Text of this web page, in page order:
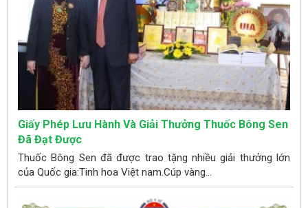
Giấy Phép Lưu Hành Và Giải Thưởng Thuốc Bông Sen
Đã Đạt Được
Thuốc Bông Sen đã được trao tặng nhiều giải thưởng lớn
của Quốc gia:Tinh hoa Việt nam.Cúp vàng...